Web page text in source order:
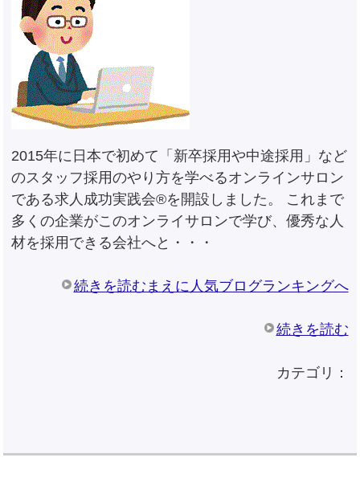
2015年に日本で初めて「新卒採用や中途採用」など
のスタッフ採用のやり方を学べるオンラインサロン
である求人成功実践会®を開設しました。 これまで
多くの企業がこのオンライサロンで学び、優秀な人
材を採用できる会社へと・・・
続きを読むまえに人気ブログランキングへ
続きを読む
カテゴリ：